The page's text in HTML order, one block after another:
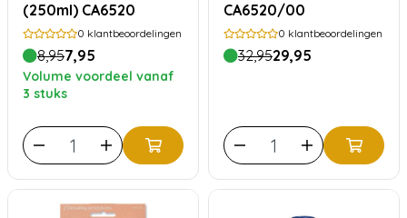
(250ml) CA6520
0 klantbeoordelingen
8,957,95
Volume voordeel vanaf
3 stuks
CA6520/00
0 klantbeoordelingen
32,9529,95